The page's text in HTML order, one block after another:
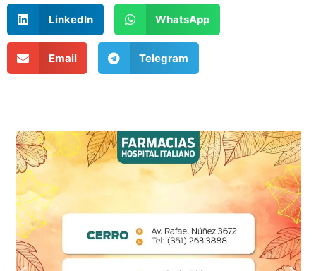
LinkedIn WhatsApp
Email Telegram